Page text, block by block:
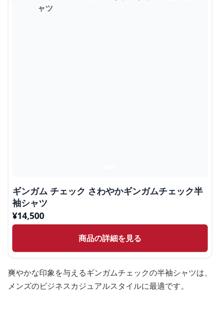
ギンガム チェック さわやかギンガムチェック半
袖シャツ
¥14,500
商品の詳細を見る
爽やかな印象を与えるギンガムチェックの半袖シャツは、
メンズのビジネスカジュアルスタイルに最適です。